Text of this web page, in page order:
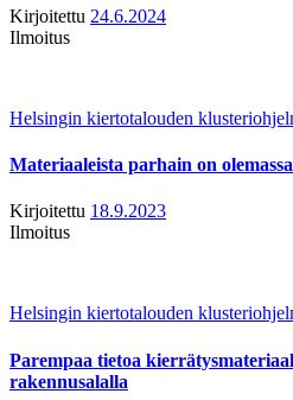
Kirjoitettu 24.6.2024
Ilmoitus
Helsingin kiertotalouden
Materiaaleista parhain on
Kirjoitettu 18.9.2023
Ilmoitus
Helsingin kiertotalouden
Parempaa tietoa
rakennusalalla